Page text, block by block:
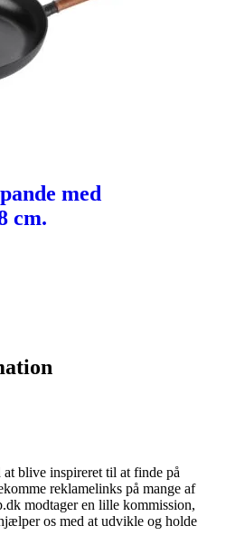
med
cm.
blive inspireret til at finde på
reklamelinks på mange af
modtager en lille kommission,
os med at udvikle og holde